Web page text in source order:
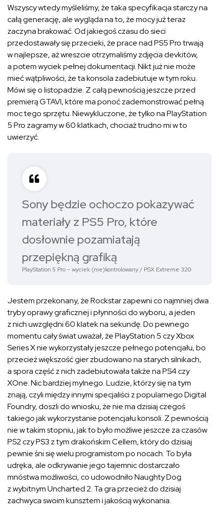
Wszyscy wtedy myśleliśmy, że taka specyfikacja starczy na
całą generację, ale wygląda na to, że mocy już teraz
zaczyna brakować. Od jakiegoś czasu do sieci
przedostawały się przecieki, że prace nad PS5 Pro trwają
w najlepsze, aż wreszcie otrzymaliśmy zdjęcia devkitów,
a potem wyciek pełnej dokumentacji. Nikt już nie może
mieć wątpliwości, że ta konsola zadebiutuje w tym roku.
Mówi się o listopadzie. Z całą pewnością jeszcze przed
premierą GTAVI, które ma ponoć zademonstrować pełną
moc tego sprzętu. Niewykluczone, że tylko na PlayStation
5 Pro zagramy w 60 klatkach, chociaż trudno mi w to
uwierzyć.
Sony będzie ochoczo pokazywać
materiały z PS5 Pro, które
dosłownie pozamiatają
przepiękną grafiką
PlayStation 5 Pro – wyciek (nie)kontrolowany / PSX Extreme 320
Jestem przekonany, że Rockstar zapewni co najmniej dwa
tryby oprawy graficznej i płynności do wyboru, a jeden
z nich uwzględni 60 klatek na sekundę. Do pewnego
momentu cały świat uważał, że PlayStation 5 czy Xbox
Series X nie wykorzystały jeszcze pełnego potencjału, bo
przecież większość gier zbudowano na starych silnikach,
a spora część z nich zadebiutowała także na PS4 czy
XOne. Nic bardziej mylnego. Ludzie, którzy się na tym
znają, czyli między innymi specjaliści z popularnego Digital
Foundry, doszli do wniosku, że nie ma dzisiaj czegoś
takiego jak wykorzystanie potencjału konsoli. Z pewnością
nie w takim stopniu, jak to było możliwe jeszcze za czasów
PS2 czy PS3 z tym drakońskim Cellem, który do dzisiaj
pewnie śni się wielu programistom po nocach. To była
udręka, ale odkrywanie jego tajemnic dostarczało
mnóstwa możliwości, co udowodniło Naughty Dog
z wybitnym Uncharted 2. Ta gra przecież do dzisiaj
zachwyca swoim kunsztem i jakością wykonania.